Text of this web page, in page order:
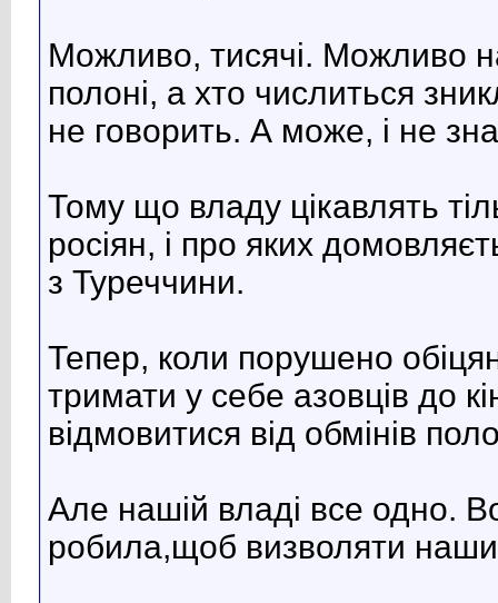
Можливо, тисячі. Можливо
полоні, а хто числиться
не говорить. А може, і не
Тому що владу цікавлять
росіян, і про яких
з Туреччини.
Тепер, коли порушено
тримати у себе азовців до
відмовитися від обмінів
Але нашій владі все одно.
робила,щоб визволяти